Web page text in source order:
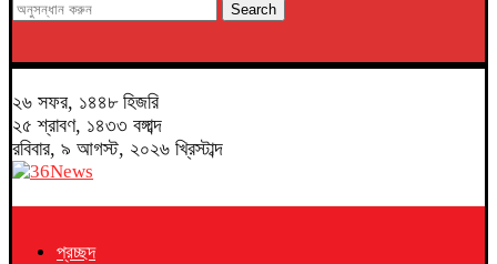
Search
২৬ সফর, ১৪৪৮ হিজরি
২৫ শ্রাবণ, ১৪৩৩ বঙ্গাব্দ
রবিবার, ৯ আগস্ট, ২০২৬ খ্রিস্টাব্দ
প্রচ্ছদ